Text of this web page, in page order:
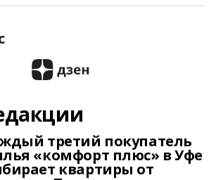
третий покупатель
«комфорт плюс» в Уфе
квартиры от